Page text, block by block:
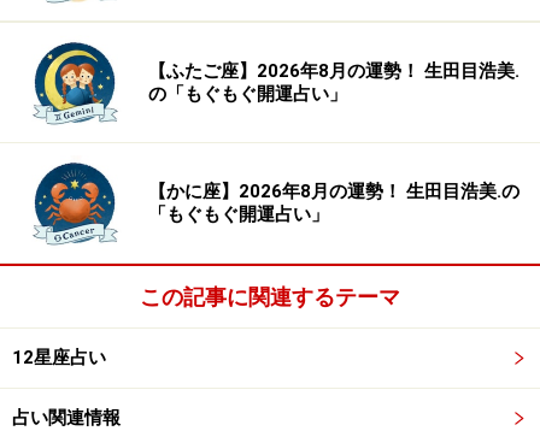
【ふたご座】2026年8月の運勢！ 生田目浩美.
の「もぐもぐ開運占い」
【かに座】2026年8月の運勢！ 生田目浩美.の
「もぐもぐ開運占い」
この記事に関連するテーマ
12星座占い
占い関連情報